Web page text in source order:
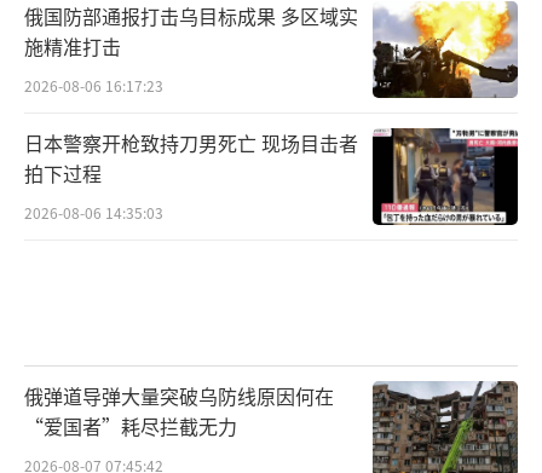
俄国防部通报打击乌目标成果 多区域实
施精准打击
2026-08-06 16:17:23
日本警察开枪致持刀男死亡 现场目击者
拍下过程
2026-08-06 14:35:03
俄弹道导弹大量突破乌防线原因何在
“爱国者”耗尽拦截无力
2026-08-07 07:45:42